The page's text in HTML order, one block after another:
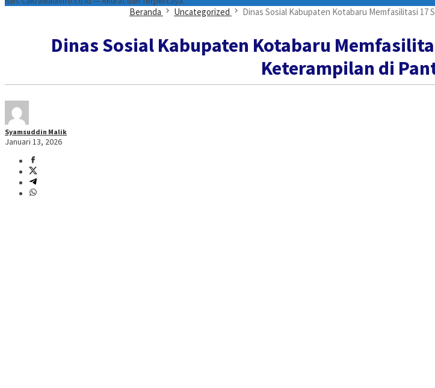
Beranda Uncategorized Dinas Sosial Kabupaten Kotabaru Memfasilitasi 17
Dinas Sosial Kabupaten Kotabaru
Keterampilan di
Syamsuddin Malik
Januari 13, 2026